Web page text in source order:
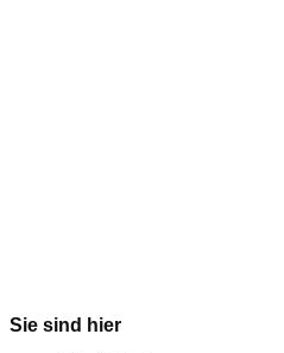
Sie sind hier